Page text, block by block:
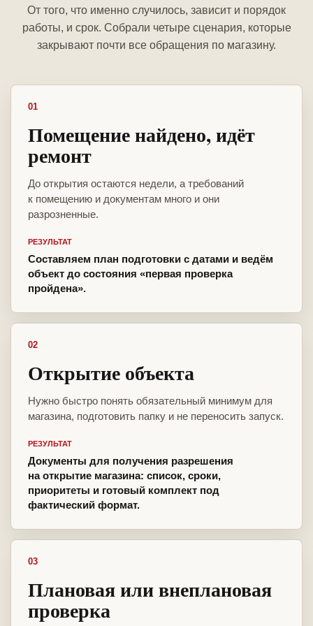
От того, что именно случилось, зависит и порядок
работы, и срок. Собрали четыре сценария, которые
закрывают почти все обращения по магазину.
01
Помещение найдено, идёт
ремонт
До открытия остаются недели, а требований
к помещению и документам много и они
разрозненные.
РЕЗУЛЬТАТ
Составляем план подготовки с датами и ведём
объект до состояния «первая проверка
пройдена».
02
Открытие объекта
Нужно быстро понять обязательный минимум для
магазина, подготовить папку и не переносить запуск.
РЕЗУЛЬТАТ
Документы для получения разрешения
на открытие магазина: список, сроки,
приоритеты и готовый комплект под
фактический формат.
03
Плановая или внеплановая
проверка